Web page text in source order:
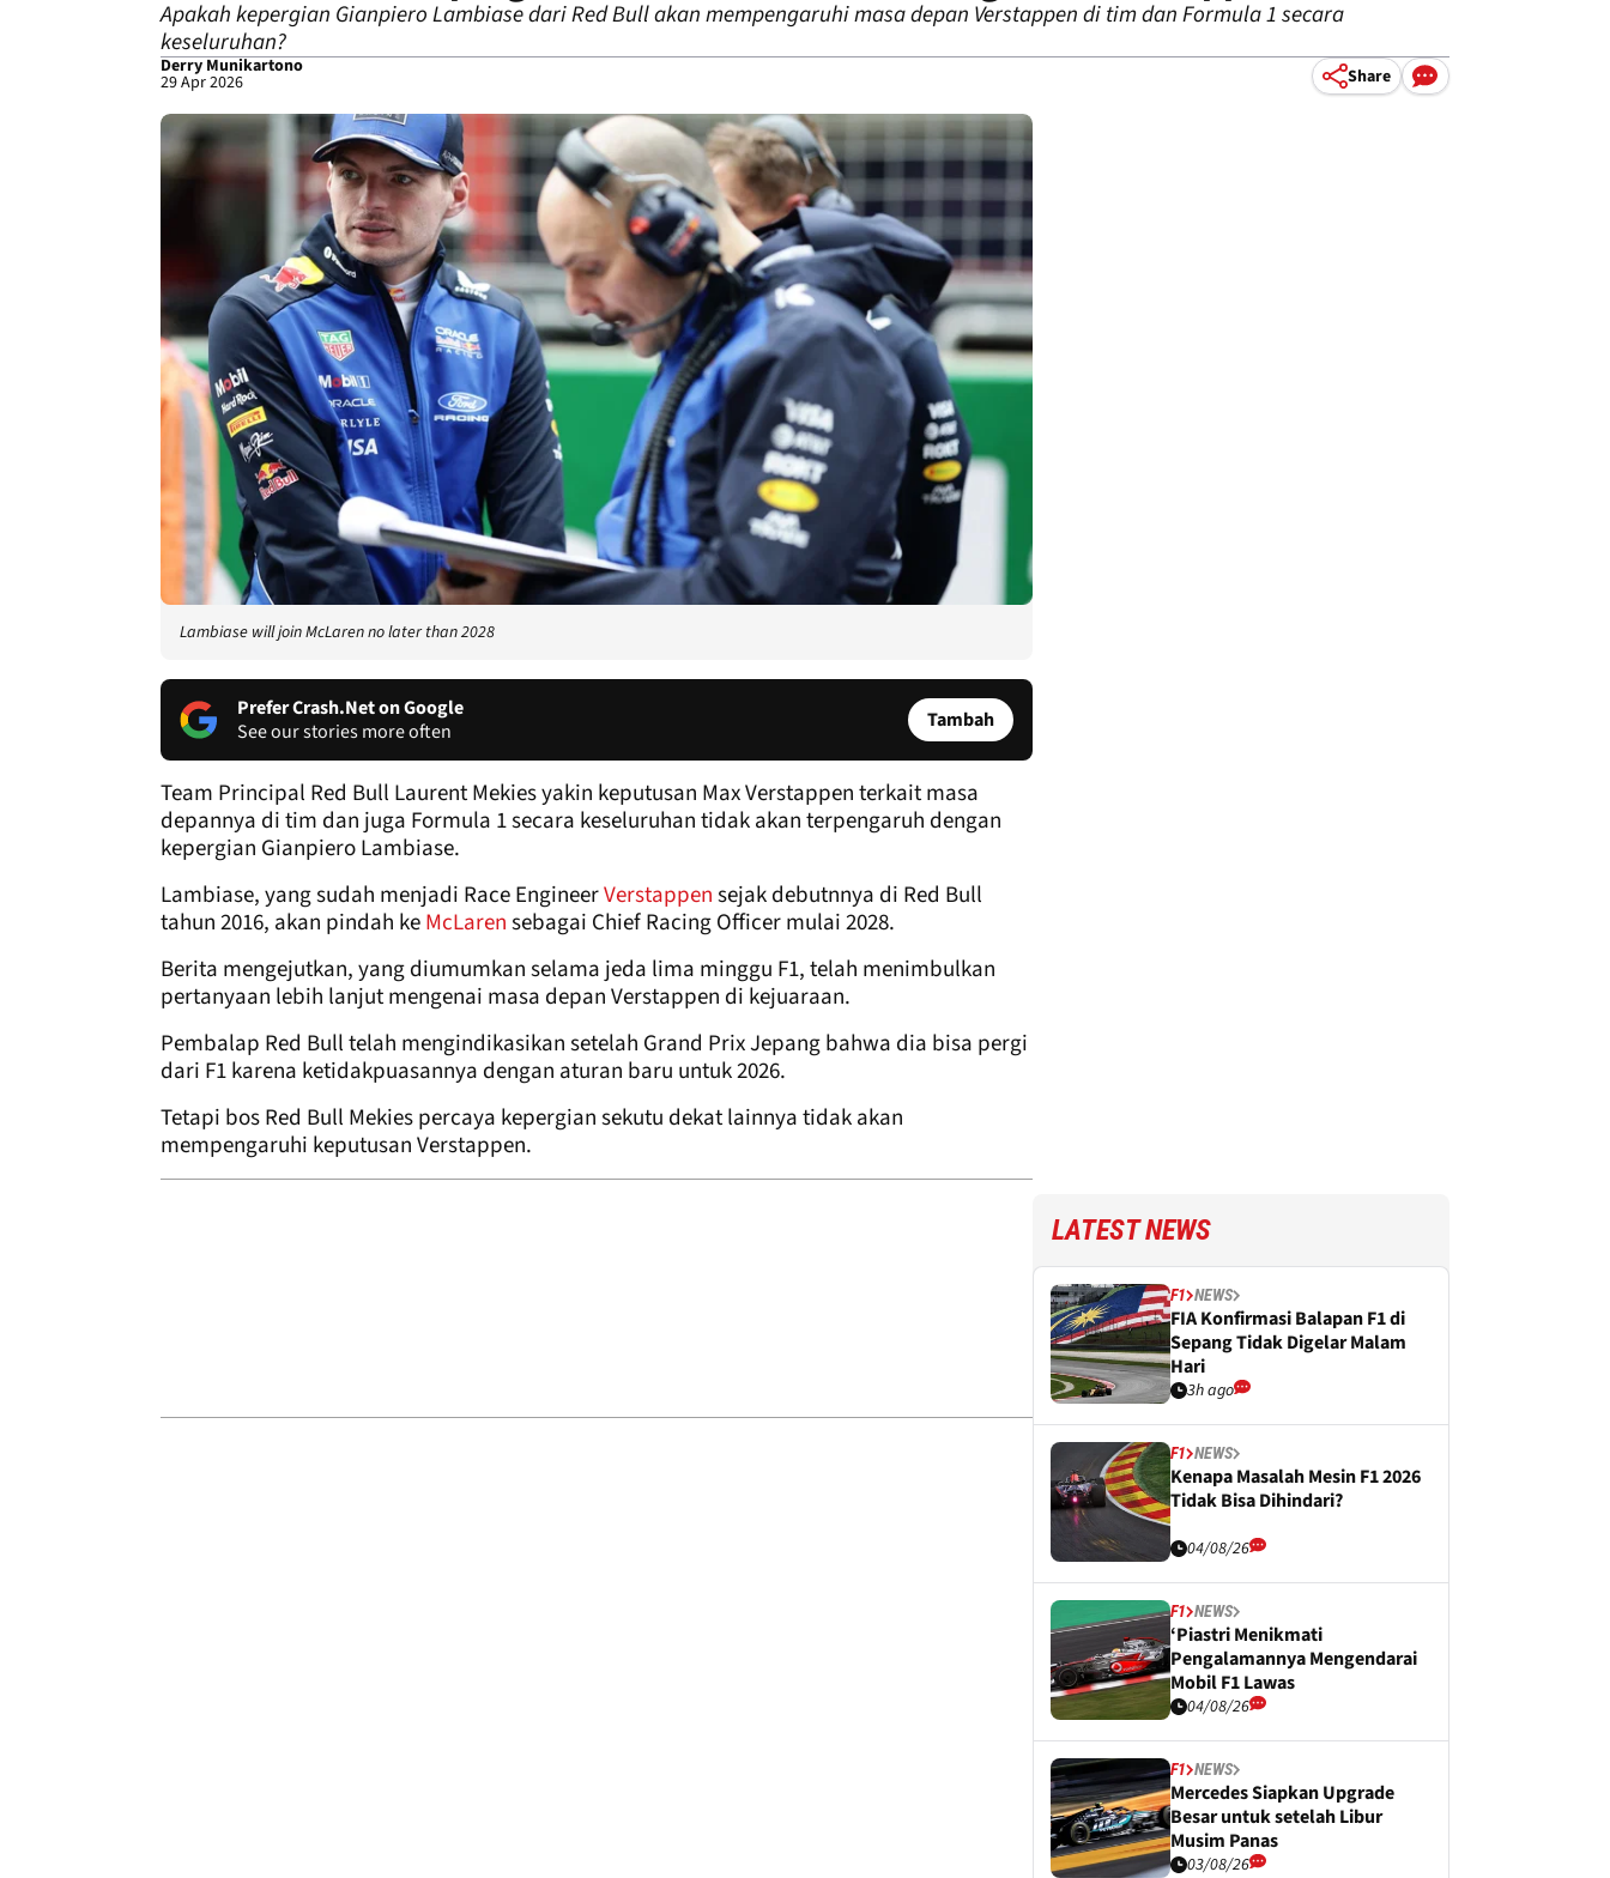
Apakah kepergian Gianpiero Lambiase dari Red Bull akan mempengaruhi masa depan Verstappen di tim dan Formula 1 secara
keseluruhan?
Derry Munikartono
29 Apr 2026 Share
Lambiase will join McLaren no later than 2028
Prefer Crash.Net on Google
See our stories more often
Tambah
Team Principal Red Bull Laurent Mekies yakin keputusan Max Verstappen terkait masa
depannya di tim dan juga Formula 1 secara keseluruhan tidak akan terpengaruh dengan
kepergian Gianpiero Lambiase.
Lambiase, yang sudah menjadi Race EngineerVerstappensejak debutnnya di Red Bull
tahun 2016, akan pindah keMcLarensebagai Chief Racing Officer mulai 2028.
Berita mengejutkan, yang diumumkan selama jeda lima minggu F1, telah menimbulkan
pertanyaan lebih lanjut mengenai masa depan Verstappen di kejuaraan.
Pembalap Red Bull telah mengindikasikan setelah Grand Prix Jepang bahwa dia bisa pergi
dari F1 karena ketidakpuasannya dengan aturan baru untuk 2026.
Tetapi bos Red Bull Mekies percaya kepergian sekutu dekat lainnya tidak akan
mempengaruhi keputusan Verstappen.
LATEST NEWS
F1 NEWS
FIA Konfirmasi Balapan F1 di
Sepang Tidak Digelar Malam
Hari
3h ago
F1 NEWS
Kenapa Masalah Mesin F1 2026
Tidak Bisa Dihindari?
04/08/26
F1 NEWS
‘Piastri Menikmati
Pengalamannya Mengendarai
Mobil F1 Lawas
04/08/26
F1 NEWS
Mercedes Siapkan Upgrade
Besar untuk setelah Libur
Musim Panas
03/08/26